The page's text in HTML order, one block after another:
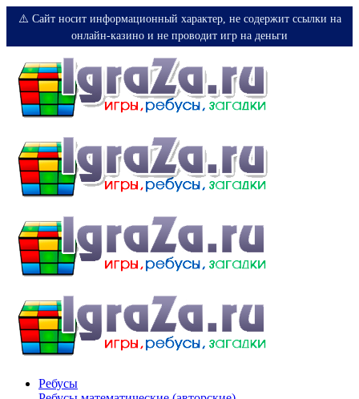
⚠️ Сайт носит информационный характер, не содержит ссылки на
онлайн-казино и не проводит игр на деньги
Ребусы